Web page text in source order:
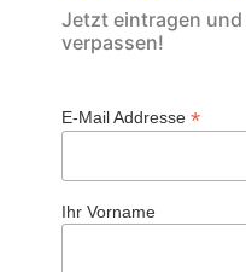
Jetzt eintragen und
verpassen!
E-Mail Addresse*
Ihr Vorname